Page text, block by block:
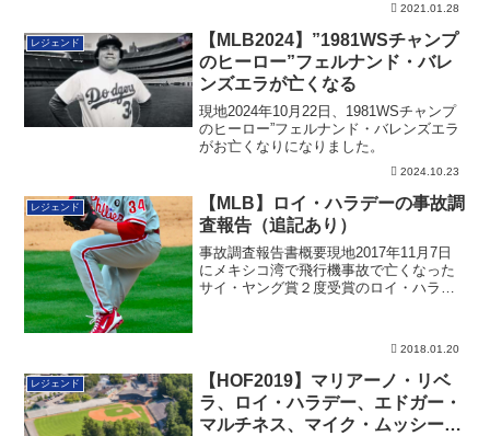
2021.01.28
レジェンド
【MLB2024】”1981WSチャンプ
のヒーロー”フェルナンド・バレ
ンズエラが亡くなる
現地2024年10月22日、1981WSチャンプ
のヒーロー”フェルナンド・バレンズエラ
がお亡くなりになりました。
2024.10.23
レジェンド
【MLB】ロイ・ハラデーの事故調
査報告（追記あり）
事故調査報告書概要現地2017年11月7日
にメキシコ湾で飛行機事故で亡くなった
サイ・ヤング賞２度受賞のロイ・ハラデ
2018.01.20
レジェンド
【HOF2019】マリアーノ・リベ
ラ、ロイ・ハラデー、エドガー・
マルチネス、マイク・ムッシーナ